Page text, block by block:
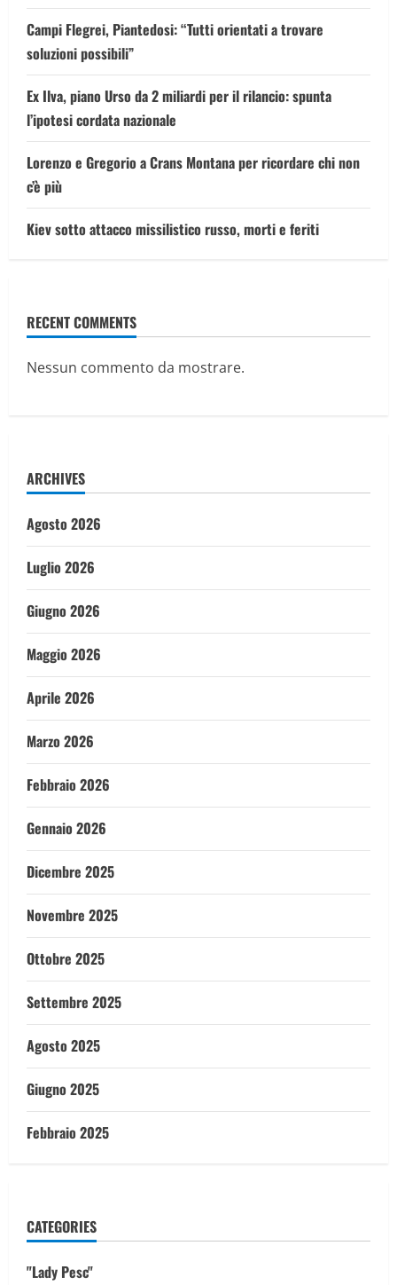
Campi Flegrei, Piantedosi: “Tutti orientati a trovare
soluzioni possibili”
Ex Ilva, piano Urso da 2 miliardi per il rilancio: spunta
l’ipotesi cordata nazionale
Lorenzo e Gregorio a Crans Montana per ricordare chi non
c’è più
Kiev sotto attacco missilistico russo, morti e feriti
RECENT COMMENTS
Nessun commento da mostrare.
ARCHIVES
Agosto 2026
Luglio 2026
Giugno 2026
Maggio 2026
Aprile 2026
Marzo 2026
Febbraio 2026
Gennaio 2026
Dicembre 2025
Novembre 2025
Ottobre 2025
Settembre 2025
Agosto 2025
Giugno 2025
Febbraio 2025
CATEGORIES
"Lady Pesc"